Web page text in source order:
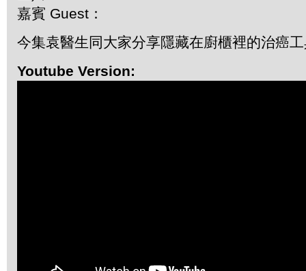
嘉賓 Guest：
今集袁醫生同大家分享隱藏在廚櫃裡的治癌
Youtube Version: